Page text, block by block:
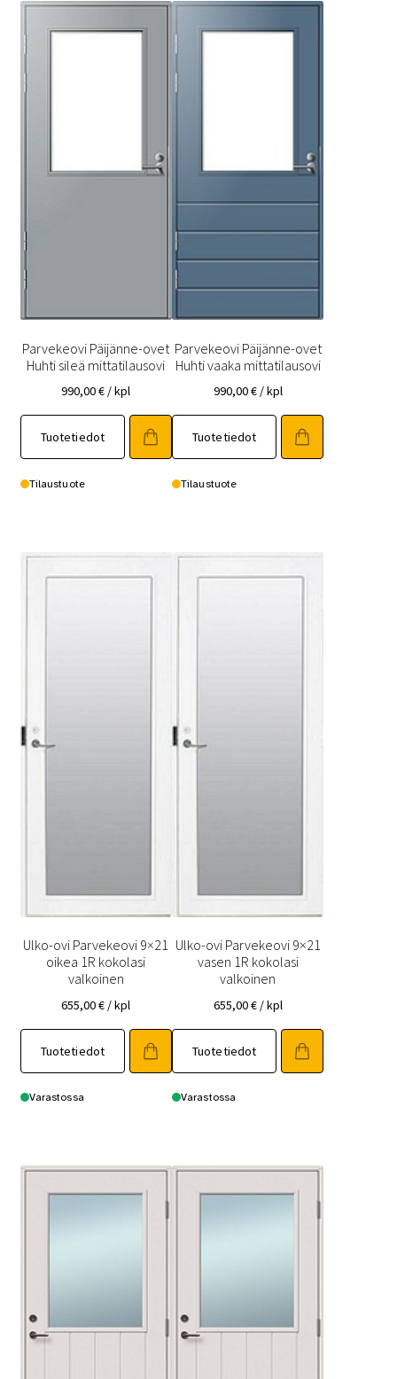
valinnat
tuotteen
sivulla.
valinnat
tuotteen
Parvekeovi Päijänne-ovet
Huhti sileä mittatilausovi
990,00€ / kpl
Tuotetiedot
Tällä
tuotteella
on
useampi
valinnat
tuotteen
Tilaustuote
Parvekeovi Päijänne-ovet
Huhti vaaka mittatilausovi
990,00€ / kpl
Tuotetiedot
Tällä
tuotteella
on
useampi
valinnat
tuotteen
Tilaustuote
Ulko-ovi Parvekeovi 9×21
oikea 1R kokolasi
valkoinen
655,00€ / kpl
Tuotetiedot
Varastossa
Ulko-ovi Parvekeovi 9×21
vasen 1R kokolasi
valkoinen
655,00€ / kpl
Tuotetiedot
Varastossa